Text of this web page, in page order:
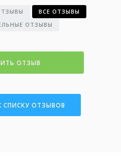
ВСЕ ОТЗЫВЫ
ОТЗЫВЫ
ОТЗЫВ
СПИСКУ ОТЗЫВОВ